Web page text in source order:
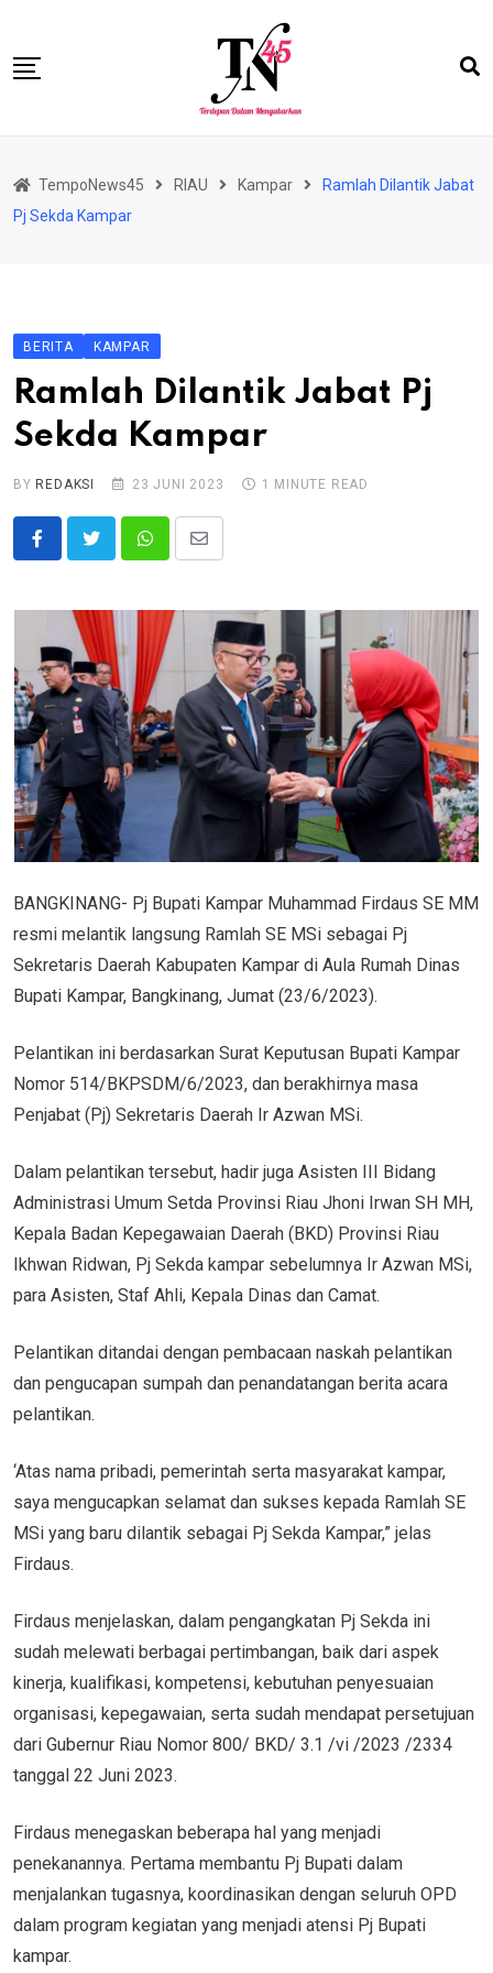
content
BISNIS
RIAU
PERISTIWA
OLAHRAGA
PENDIDIKAN
TempoNews45 RIAU Kampar
Ramlah Dilantik Jabat
Pj Sekda Kampar
BERITA KAMPAR
Ramlah Dilantik Jabat Pj
Sekda Kampar
BY REDAKSI 23 JUNI 2023 1 MINUTE READ
WhatsappShare
Email
BANGKINANG- Pj Bupati Kampar Muhammad Firdaus SE MM
resmi melantik langsung Ramlah SE MSi sebagai Pj
Sekretaris Daerah Kabupaten Kampar di Aula Rumah Dinas
Bupati Kampar, Bangkinang, Jumat (23/6/2023).
Pelantikan ini berdasarkan Surat Keputusan Bupati Kampar
Nomor 514/BKPSDM/6/2023, dan berakhirnya masa
Penjabat (Pj) Sekretaris Daerah Ir Azwan MSi.
Dalam pelantikan tersebut, hadir juga Asisten III Bidang
Administrasi Umum Setda Provinsi Riau Jhoni Irwan SH MH,
Kepala Badan Kepegawaian Daerah (BKD) Provinsi Riau
Ikhwan Ridwan, Pj Sekda kampar sebelumnya Ir Azwan MSi,
para Asisten, Staf Ahli, Kepala Dinas dan Camat.
Pelantikan ditandai dengan pembacaan naskah pelantikan
dan pengucapan sumpah dan penandatangan berita acara
pelantikan.
‘Atas nama pribadi, pemerintah serta masyarakat kampar,
saya mengucapkan selamat dan sukses kepada Ramlah SE
MSi yang baru dilantik sebagai Pj Sekda Kampar,” jelas
Firdaus.
Firdaus menjelaskan, dalam pengangkatan Pj Sekda ini
sudah melewati berbagai pertimbangan, baik dari aspek
kinerja, kualifikasi, kompetensi, kebutuhan penyesuaian
organisasi, kepegawaian, serta sudah mendapat persetujuan
dari Gubernur Riau Nomor 800/ BKD/ 3.1 /vi /2023 /2334
tanggal 22 Juni 2023.
Firdaus menegaskan beberapa hal yang menjadi
penekanannya. Pertama membantu Pj Bupati dalam
menjalankan tugasnya, koordinasikan dengan seluruh OPD
dalam program kegiatan yang menjadi atensi Pj Bupati
kampar.